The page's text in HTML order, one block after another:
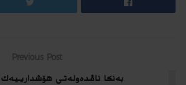
Previous Post
بەنكا ناڤدەولەتی